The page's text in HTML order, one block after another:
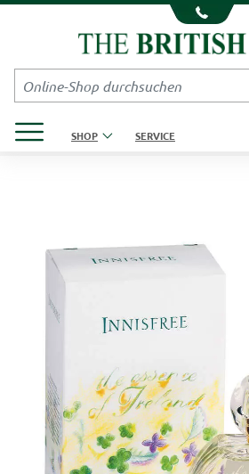
Kompletten Head der Seite überspringen
SHOP SERVICE